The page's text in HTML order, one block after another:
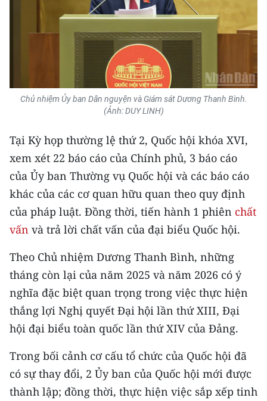
Media Xã hội
Media Pháp luật
Media Du lịch
Media Thể thao
Media Giáo dục
Media Y tế
Media Khoa học - Công nghệ
Ảnh
Infographic
TIN MỚI
TIN ĐỊA PHƯƠNG
Trung du và miền núi phía Bắc
Chủ nhiệm Ủy ban Dân nguyện và Giám sát Dương Thanh Bình.
(Ảnh: DUY LINH)
Tại Kỳ họp thường lệ thứ 2, Quốc hội khóa XVI,
xem xét 22 báo cáo của Chính phủ, 3 báo cáo
của Ủy ban Thường vụ Quốc hội và các báo cáo
khác của các cơ quan hữu quan theo quy định
của pháp luật. Đồng thời, tiến hành 1 phiên chất
vấn và trả lời chất vấn của đại biểu Quốc hội.
Theo Chủ nhiệm Dương Thanh Bình, những
tháng còn lại của năm 2025 và năm 2026 có ý
nghĩa đặc biệt quan trọng trong việc thực hiện
thắng lợi Nghị quyết Đại hội lần thứ XIII, Đại
hội đại biểu toàn quốc lần thứ XIV của Đảng.
Trong bối cảnh cơ cấu tổ chức của Quốc hội đã
có sự thay đổi, 2 Ủy ban của Quốc hội mới được
thành lập; đồng thời, thực hiện việc sắp xếp tinh